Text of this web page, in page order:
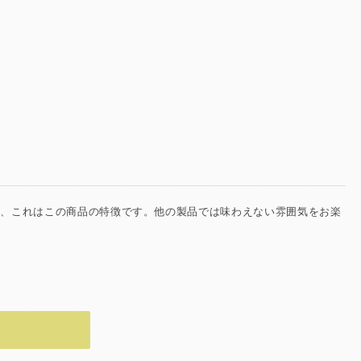
これはこの商品の特徴です。他の製品では味わえない雰囲気をお楽